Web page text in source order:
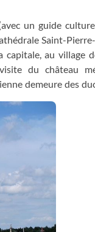
un guide
Saint-
au village
du château
demeure des
En fin de journée,
la nuit.